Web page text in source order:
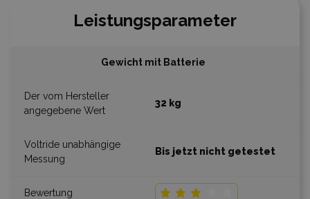
Leistungsparameter
Gewicht mit Batterie
32 kg
Bis jetzt nicht getestet